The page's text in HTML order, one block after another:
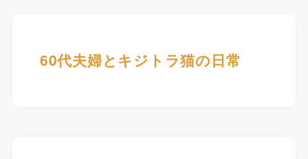
60代夫婦とキジトラ猫の日常